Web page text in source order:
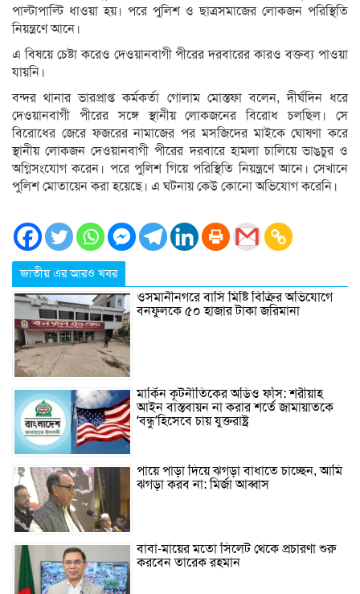
পাল্টাপাল্টি ধাওয়া হয়। পরে পুলিশ ও ছাত্রসমাজের লোকজন পরিস্থিতি
নিয়ন্ত্রণে আনে।
এ বিষয়ে চেষ্টা করেও দেওয়ানবাগী পীরের দরবারের কারও বক্তব্য পাওয়া
যায়নি।
বন্দর থানার ভারপ্রাপ্ত কর্মকর্তা গোলাম মোস্তফা বলেন, দীর্ঘদিন ধরে
দেওয়ানবাগী পীরের সঙ্গে স্থানীয় লোকজনের বিরোধ চলছিল। সে
বিরোধের জেরে ফজরের নামাজের পর মসজিদের মাইকে ঘোষণা করে
স্থানীয় লোকজন দেওয়ানবাগী পীরের দরবারে হামলা চালিয়ে ভাঙচুর ও
অগ্নিসংযোগ করেন। পরে পুলিশ গিয়ে পরিস্থিতি নিয়ন্ত্রণে আনে। সেখানে
পুলিশ মোতায়েন করা হয়েছে। এ ঘটনায় কেউ কোনো অভিযোগ করেনি।
জাতীয় এর আরও খবর
ওসমানীনগরে বাসি মিষ্টি বিক্রির অভিযোগে
বনফুলকে ৫০ হাজার টাকা জরিমানা
মার্কিন কূটনীতিকের অডিও ফাঁস: শরীয়াহ
আইন বাস্তবায়ন না করার শর্তে জামায়াতকে
‘বন্ধু’হিসেবে চায় যুক্তরাষ্ট্র
পায়ে পাড়া দিয়ে ঝগড়া বাধাতে চাচ্ছেন, আমি
ঝগড়া করব না: মির্জা আব্বাস
বাবা-মায়ের মতো সিলেট থেকে প্রচারণা শুরু
করবেন তারেক রহমান